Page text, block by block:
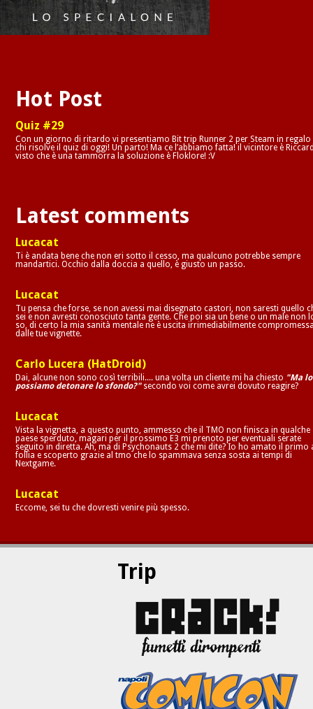
Hot Post
Quiz #29
Con un giorno di ritardo vi presentiamo Bit trip Runner 2 per Steam in regalo
chi risolve il quiz di oggi! Un parto! Ma ce l’abbiamo fatta! il vicintore è
visto che è una tammorra la soluzione è Floklore! :V
Latest comments
Lucacat
Ti è andata bene che non eri sotto il cesso, ma qualcuno potrebbe sempre
mandartici. Occhio dalla doccia a quello, è giusto un passo.
Lucacat
Tu pensa che forse, se non avessi mai disegnato castori, non saresti quello
sei e non avresti conosciuto tanta gente. Che poi sia un bene o un male non
so, di certo la mia sanità mentale ne è uscita irrimediabilmente
dalle tue vignette.
Carlo Lucera (HatDroid)
Dai, alcune non sono così terribili.... una volta un cliente mi ha chiesto "Ma lo
possiamo detonare lo sfondo?"secondo voi come avrei dovuto reagire?
Lucacat
Vista la vignetta, a questo punto, ammesso che il TMO non finisca in qualche
paese sperduto, magari per il prossimo E3 mi prenoto per eventuali serate
seguito in diretta. Ah, ma di Psychonauts 2 che mi dite? Io ho amato il primo
follia e scoperto grazie al tmo che lo spammava senza sosta ai tempi di
Nextgame.
Lucacat
Eccome, sei tu che dovresti venire più spesso.
Trip